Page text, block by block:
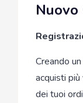
Creando
acquisti
dei tuoi